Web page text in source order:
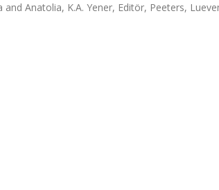
Anatolia, K.A. Yener, Editör, Peeters,